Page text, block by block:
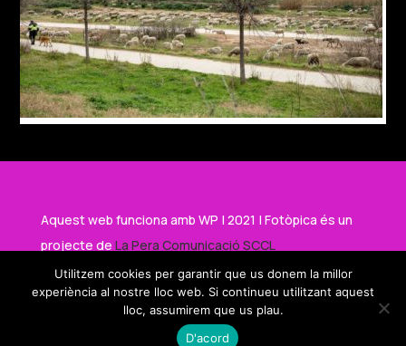
Aquest web funciona amb WP | 2021 | Fotòpica és un
projecte de La Pera Comunicació SCCL
Amb el suport de
Utilitzem cookies per garantir que us donem la millor
experiència al nostre lloc web. Si continueu utilitzant aquest
lloc, assumirem que us plau.
D'acord